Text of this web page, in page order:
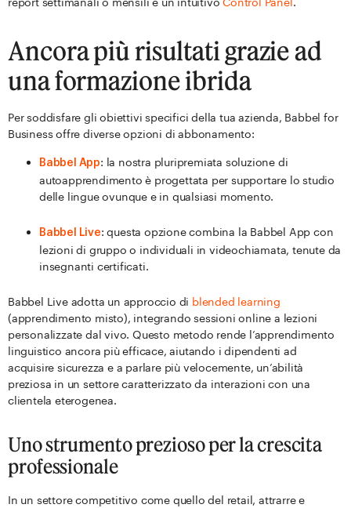
Ancora più risultati grazie ad
una formazione ibrida
Per soddisfare gli obiettivi specifici della tua azienda, Babbel for
Business offre diverse opzioni di abbonamento:
Babbel App: la nostra pluripremiata soluzione di
autoapprendimento è progettata per supportare lo studio
delle lingue ovunque e in qualsiasi momento.
Babbel Live: questa opzione combina la Babbel App con
lezioni di gruppo o individuali in videochiamata, tenute da
insegnanti certificati.
Babbel Live adotta un approccio di blended learning
(apprendimento misto), integrando sessioni online a lezioni
personalizzate dal vivo. Questo metodo rende l’apprendimento
linguistico ancora più efficace, aiutando i dipendenti ad
acquisire sicurezza e a parlare più velocemente, un’abilità
preziosa in un settore caratterizzato da interazioni con una
clientela eterogenea.
Uno strumento prezioso per la crescita
professionale
In un settore competitivo come quello del retail, attrarre e